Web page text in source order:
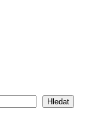
Hledat